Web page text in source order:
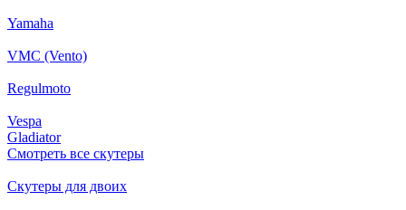
Yamaha
VMC (Vento)
Regulmoto
Vespa
Gladiator
Смотреть все скутеры
Скутеры для двоих